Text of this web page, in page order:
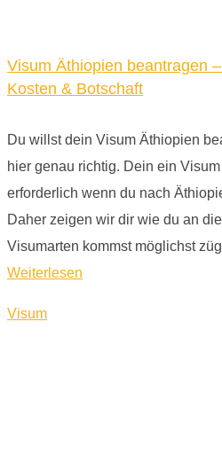
Visum Äthiopien beantragen
Kosten & Botschaft
Du willst dein Visum Äthiopien
hier genau richtig. Dein ein Visum
erforderlich wenn du nach
Daher zeigen wir dir wie du an
Visumarten kommst möglichst
Weiterlesen
Visum